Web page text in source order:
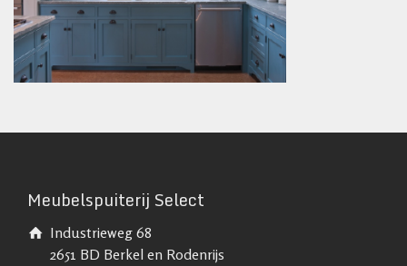
Meubelspuiterij Select
Industrieweg 68
2651 BD Berkel en Rodenrijs